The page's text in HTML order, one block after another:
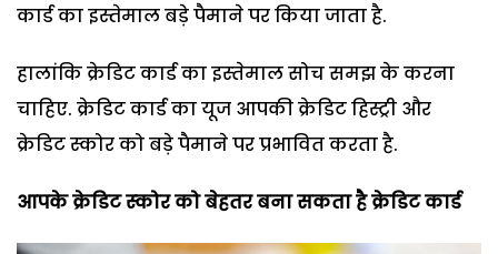
कार्ड का इस्तेमाल बड़े पैमाने पर किया जाता है.
हालांकि क्रेडिट कार्ड का इस्‍तेमाल सोच समझ के करना
चाहिए. क्रेडिट कार्ड का यूज आपकी क्रेडिट हिस्‍ट्री और
क्रेडिट स्‍कोर को बड़े पैमाने पर प्रभावित करता है.
आपके क्रेडिट स्‍कोर को बेहतर बना सकता है क्रेडिट कार्ड